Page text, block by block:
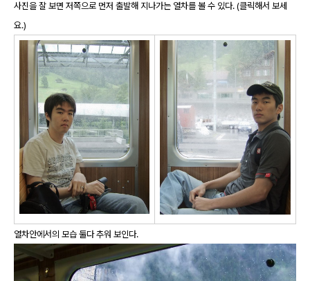
사진을 잘 보면 저쪽으로 먼저 출발해 지나가는 열차를 볼 수 있다. (클릭해서 보세
요.)
열차안에서의 모습 둘다 추워 보인다.